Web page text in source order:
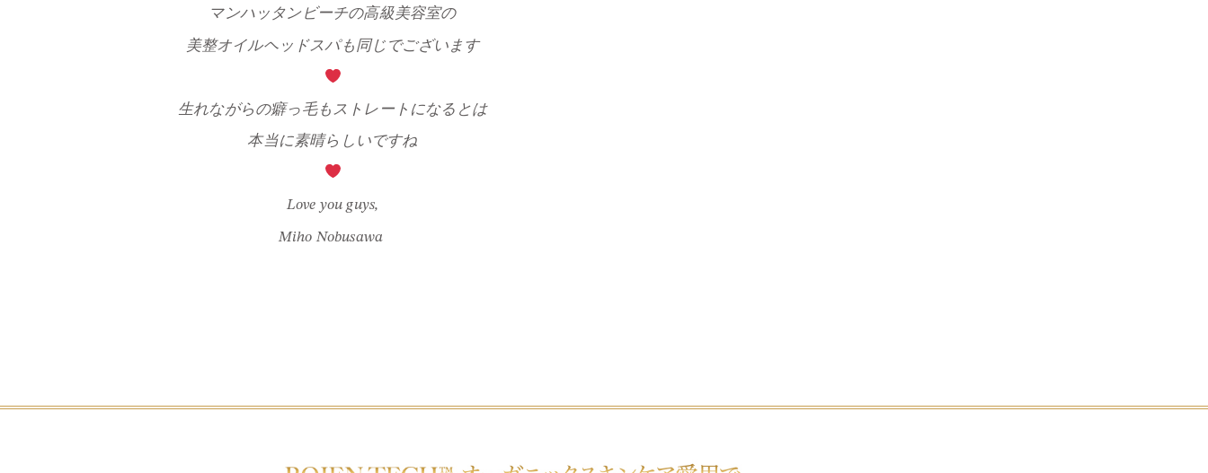
マンハッタンビーチの高級美容室の
美整オイルヘッドスパも同じでございます
生れながらの癖っ毛もストレートになるとは
本当に素晴らしいですね
Love you guys,
Miho Nobusawa